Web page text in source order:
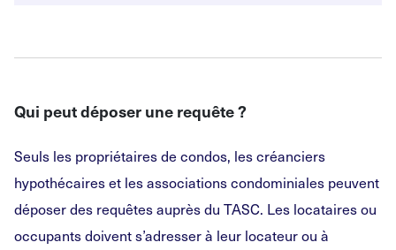
Qui peut déposer une requête ?
Seuls les propriétaires de condos, les créanciers
hypothécaires et les associations condominiales peuvent
déposer des requêtes auprès du TASC. Les locataires ou
occupants doivent s’adresser à leur locateur ou à